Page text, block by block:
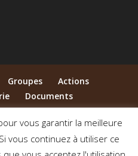
Groupes
Actions
Documents
?
Contact
Pas à Pas - Vallée de la
vous garantir la meilleure
vous continuez à utiliser ce